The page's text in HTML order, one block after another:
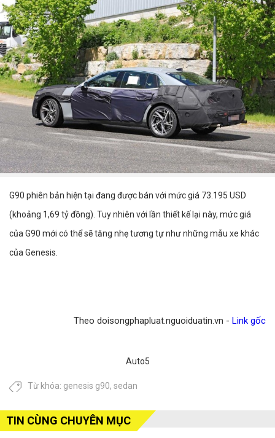
G90 phiên bản hiện tại đang được bán với mức giá 73.195 USD
(khoảng 1,69 tỷ đồng). Tuy nhiên với lần thiết kế lại này, mức giá
của G90 mới có thể sẽ tăng nhẹ tương tự như những mẫu xe khác
của Genesis.
Theo doisongphapluat.nguoiduatin.vn - Link gốc
Auto5
Từ khóa: genesis g90, sedan
TIN CÙNG CHUYÊN MỤC